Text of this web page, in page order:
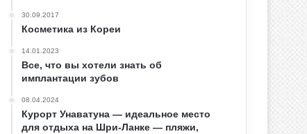
30.09.2017
Косметика из Кореи
14.01.2023
Все, что вы хотели знать об
имплантации зубов
08.04.2024
Курорт Унаватуна — идеальное место
для отдыха на Шри-Ланке — пляжи,